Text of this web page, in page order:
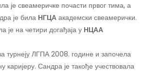
је свеамеричке почасти првог тима, а
је била НГЦА академски свеамерички.
је на четири догађаја у НЦАА
турнеју ЛГПА 2008. године и започела
каријеру. Сандра је такође учествовала